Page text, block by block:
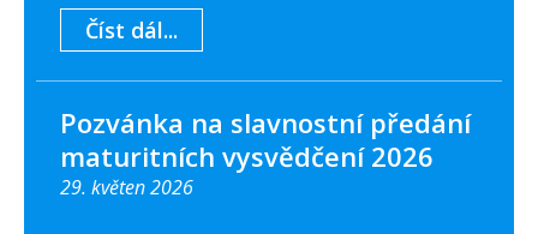
Číst dál...
Pozvánka na slavnostní předání
maturitních vysvědčení 2026
29. květen 2026